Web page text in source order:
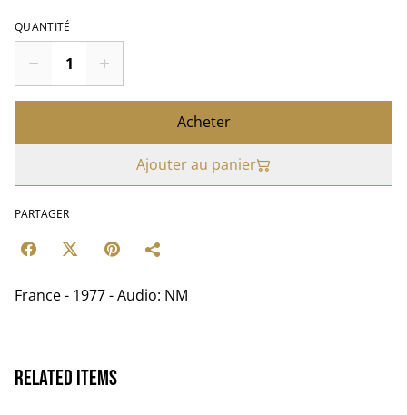
QUANTITÉ
Acheter
Ajouter au panier
PARTAGER
France - 1977 - Audio: NM
Related items